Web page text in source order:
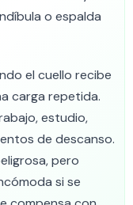
o espalda
el cuello recibe
carga repetida.
estudio,
de descanso.
pero
si se